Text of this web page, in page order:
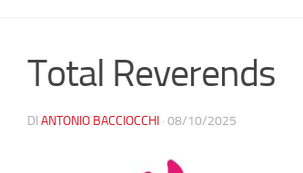
Total Reverends
DI ANTONIO BACCIOCCHI · 08/10/2025